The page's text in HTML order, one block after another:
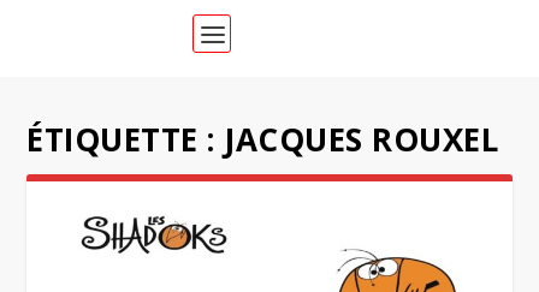
ÉTIQUETTE : JACQUES ROUXEL